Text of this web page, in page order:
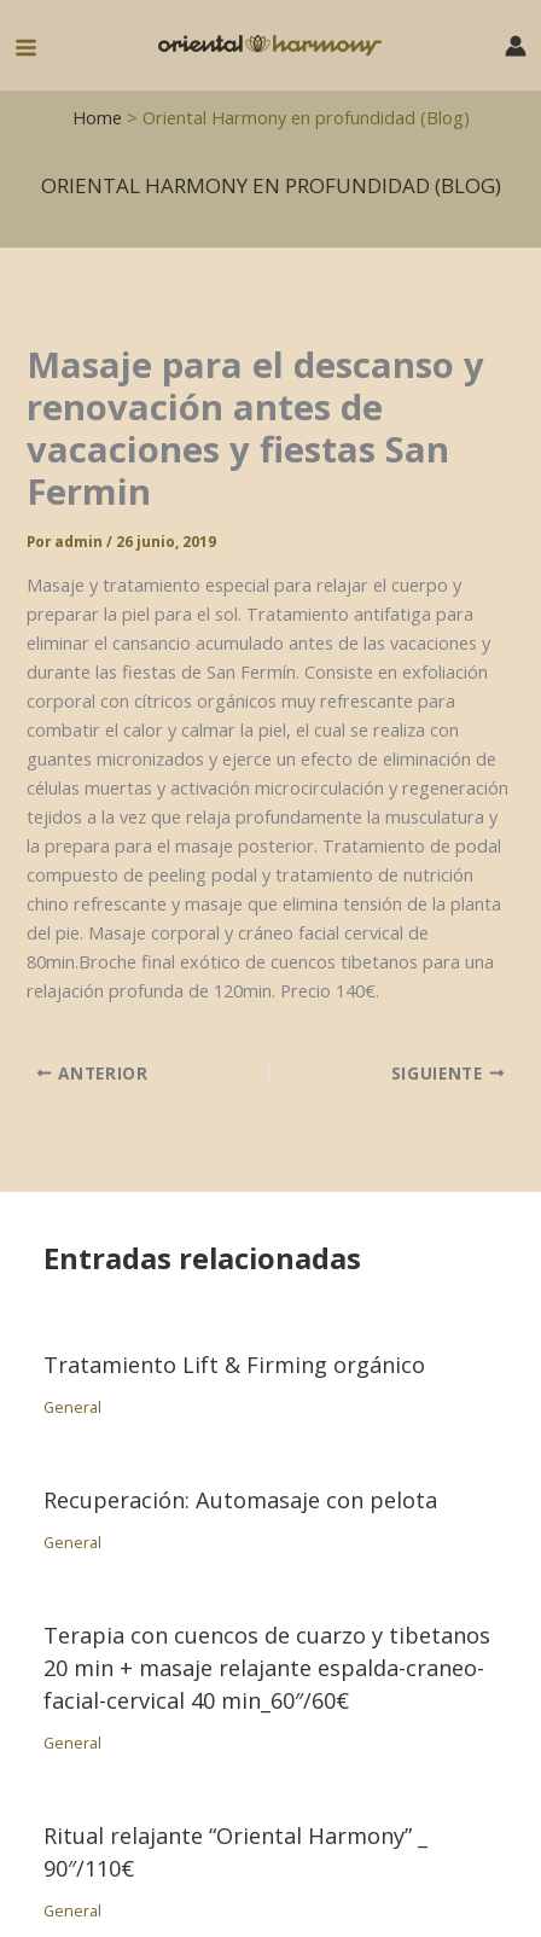
Main
MenuHome > Oriental Harmony en profundidad (Blog)
ORIENTAL HARMONY EN PROFUNDIDAD (BLOG)
Masaje para el descanso y
renovación antes de
vacaciones y fiestas San
Fermin
Poradmin/ 26 junio, 2019
Masaje y tratamiento especial para relajar el cuerpo y
preparar la piel para el sol. Tratamiento antifatiga para
eliminar el cansancio acumulado antes de las vacaciones y
durante las fiestas de San Fermín. Consiste en exfoliación
corporal con cítricos orgánicos muy refrescante para
combatir el calor y calmar la piel, el cual se realiza con
guantes micronizados y ejerce un efecto de eliminación de
células muertas y activación microcirculación y regeneración
tejidos a la vez que relaja profundamente la musculatura y
la prepara para el masaje posterior. Tratamiento de podal
compuesto de peeling podal y tratamiento de nutrición
chino refrescante y masaje que elimina tensión de la planta
del pie. Masaje corporal y cráneo facial cervical de
80min.Broche final exótico de cuencos tibetanos para una
relajación profunda de 120min. Precio 140€.
ANTERIOR SIGUIENTE
Entradas relacionadas
Tratamiento Lift & Firming orgánico
General
Recuperación: Automasaje con pelota
General
Terapia con cuencos de cuarzo y tibetanos
20 min + masaje relajante espalda-craneo-
facial-cervical 40 min_60″/60€
General
Ritual relajante “Oriental Harmony” _
90″/110€
General